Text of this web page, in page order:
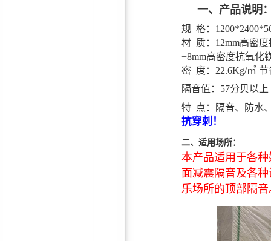
一、产品说明
规 格：
材 质：12mm高密
+8mm高密度抗氧化
密 度：22.6Kg/㎡ 节
隔音值：57分贝以上
特 点：隔音、防水
抗穿刺！
二、适用场所：
本产品适用于各
面减震隔音及各
乐场所的顶部隔音